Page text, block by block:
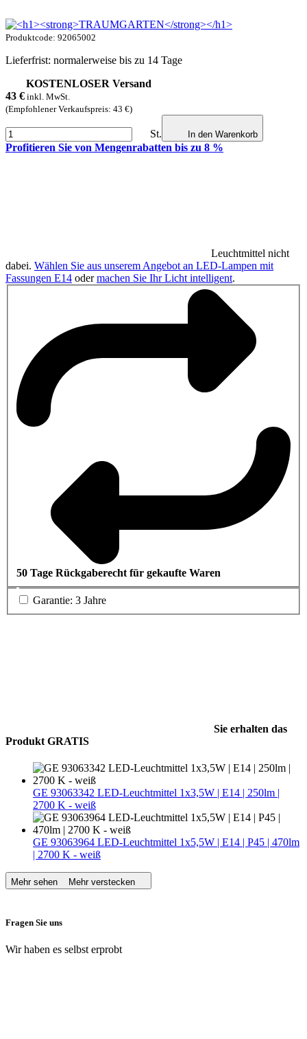
Produktcode: 92065002
Lieferfrist: normalerweise bis zu 14 Tage
KOSTENLOSER Versand
43 € inkl. MwSt.
(Empfohlener Verkaufspreis: 43 €)
St. In den Warenkorb
Profitieren Sie von Mengenrabatten bis zu 8 %
Leuchtmittel nicht
dabei. Wählen Sie aus unserem Angebot an LED-Lampen mit
Fassungen E14 odermachen Sie Ihr Licht intelligent.
50 Tage Rückgaberecht für gekaufte Waren
Garantie: 3 Jahre
Sie erhalten das
Produkt GRATIS
GE 93063342 LED-Leuchtmittel 1x3,5W | E14 | 250lm |
2700 K - weiß
GE 93063964 LED-Leuchtmittel 1x5,5W | E14 | P45 | 470lm
| 2700 K - weiß
Mehr sehen Mehr verstecken
Fragen Sie uns
Wir haben es selbst erprobt